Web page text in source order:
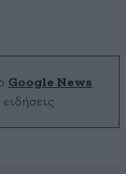
Google News